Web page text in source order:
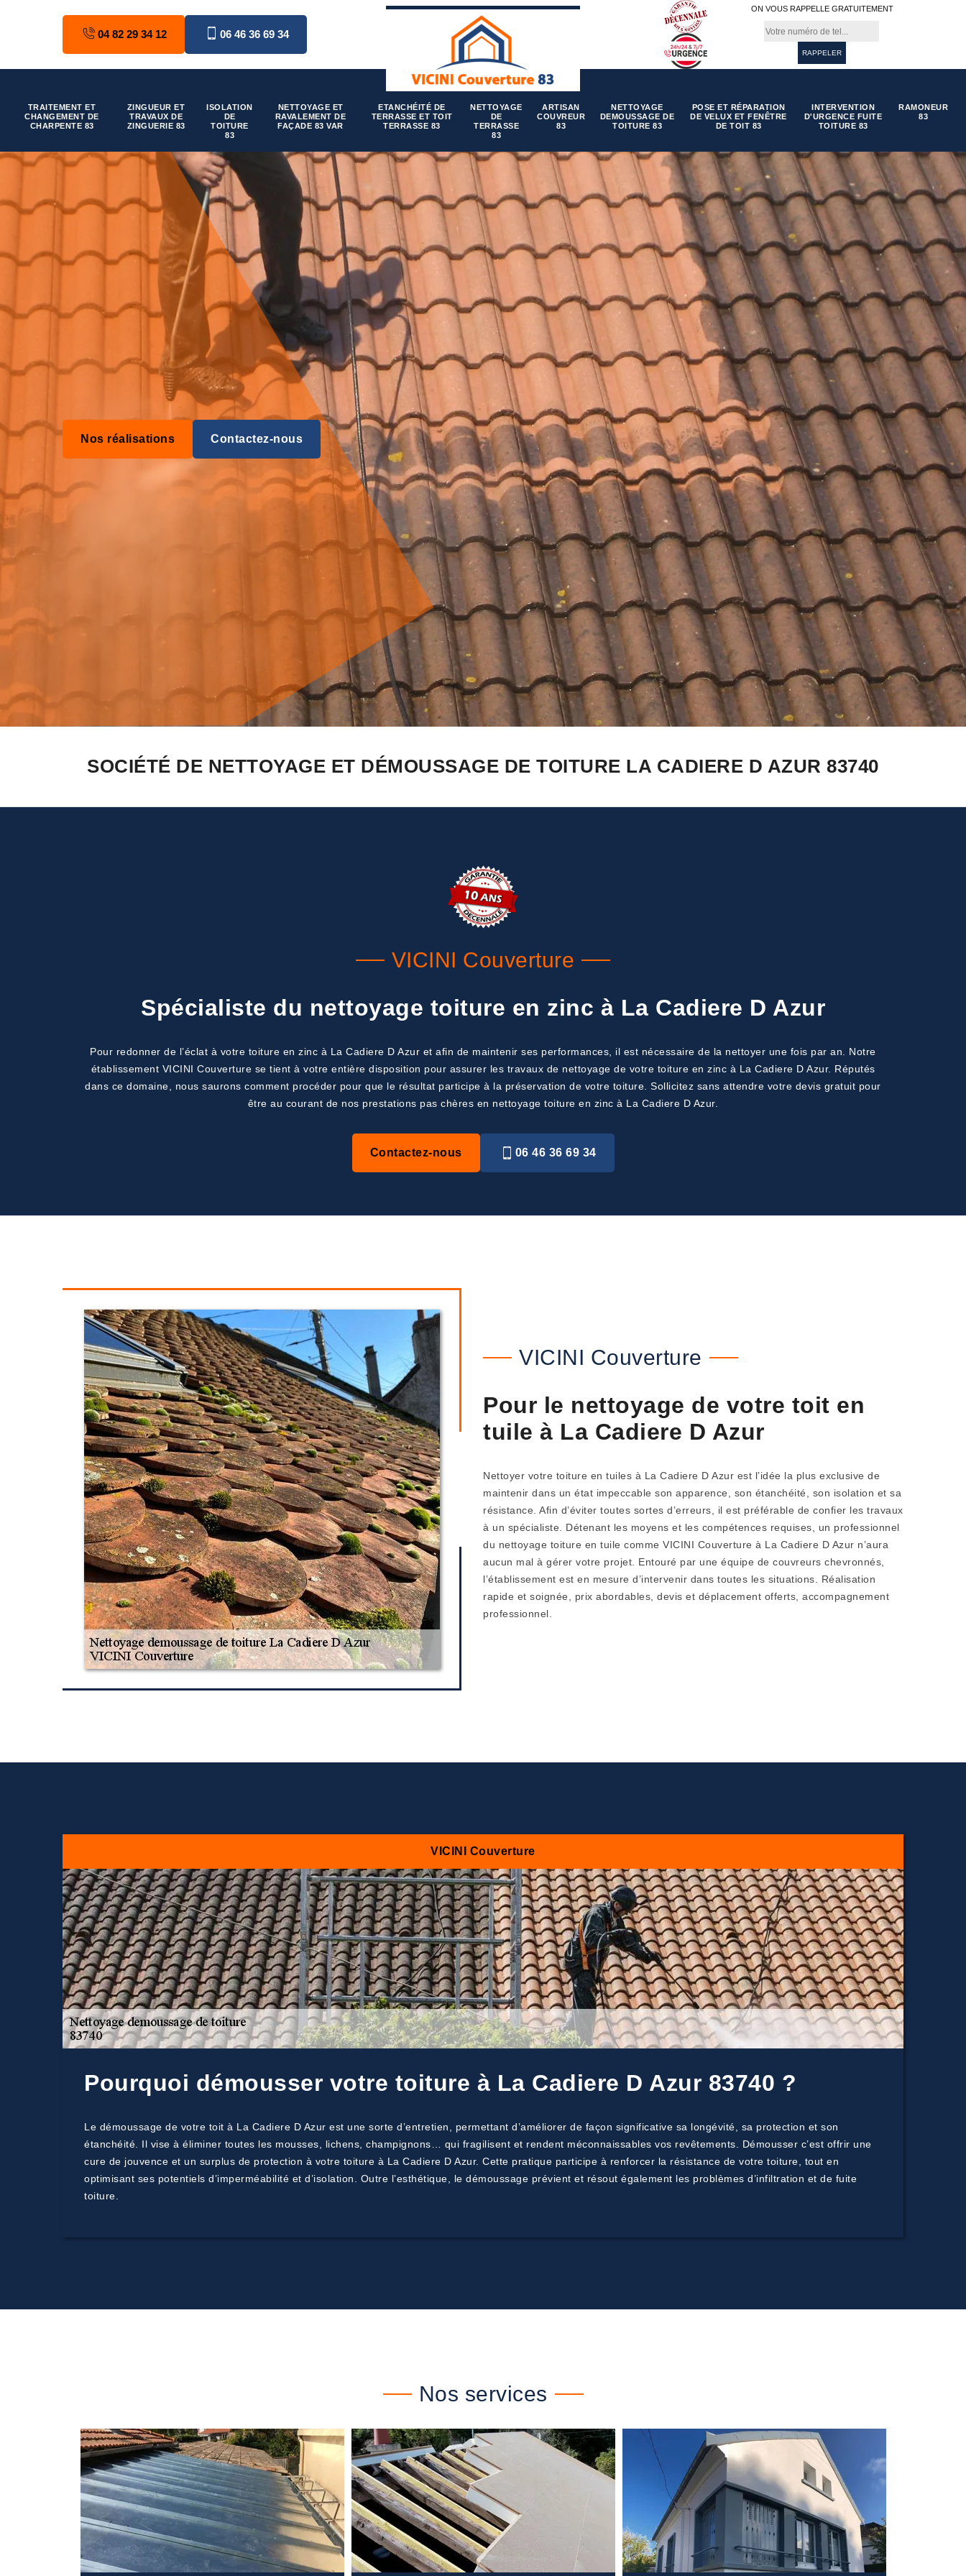
04 82 29 34 12 06 46 36 69 34
ON VOUS RAPPELLE GRATUITEMENT
TRAITEMENT ET
CHANGEMENT DE
CHARPENTE 83
ZINGUEUR ET
TRAVAUX DE
ZINGUERIE 83
ISOLATION
DE
TOITURE
83
NETTOYAGE ET
RAVALEMENT DE
FAÇADE 83 VAR
ETANCHÉITÉ DE
TERRASSE ET TOIT
TERRASSE 83
NETTOYAGE
DE
TERRASSE
83
ARTISAN
COUVREUR
83
NETTOYAGE
DEMOUSSAGE DE
TOITURE 83
POSE ET RÉPARATION
DE VELUX ET FENÊTRE
DE TOIT 83
INTERVENTION
D'URGENCE FUITE
TOITURE 83
RAMONEUR
83
Nos réalisations Contactez-nous
SOCIÉTÉ DE NETTOYAGE ET DÉMOUSSAGE DE TOITURE LA CADIERE D AZUR 83740
VICINI Couverture
Spécialiste du nettoyage toiture en zinc à La Cadiere D Azur
Pour redonner de l’éclat à votre toiture en zinc à La Cadiere D Azur et afin de maintenir ses performances, il est nécessaire de la nettoyer une fois par an. Notre
établissement VICINI Couverture se tient à votre entière disposition pour assurer les travaux de nettoyage de votre toiture en zinc à La Cadiere D Azur. Réputés
dans ce domaine, nous saurons comment procéder pour que le résultat participe à la préservation de votre toiture. Sollicitez sans attendre votre devis gratuit pour
être au courant de nos prestations pas chères en nettoyage toiture en zinc à La Cadiere D Azur.
Contactez-nous 06 46 36 69 34
VICINI Couverture
Pour le nettoyage de votre toit en
tuile à La Cadiere D Azur
Nettoyer votre toiture en tuiles à La Cadiere D Azur est l’idée la plus exclusive de
maintenir dans un état impeccable son apparence, son étanchéité, son isolation et sa
résistance. Afin d’éviter toutes sortes d’erreurs, il est préférable de confier les travaux
à un spécialiste. Détenant les moyens et les compétences requises, un professionnel
du nettoyage toiture en tuile comme VICINI Couverture à La Cadiere D Azur n’aura
aucun mal à gérer votre projet. Entouré par une équipe de couvreurs chevronnés,
l’établissement est en mesure d’intervenir dans toutes les situations. Réalisation
rapide et soignée, prix abordables, devis et déplacement offerts, accompagnement
professionnel.
VICINI Couverture
Pourquoi démousser votre toiture à La Cadiere D Azur 83740 ?
Le démoussage de votre toit à La Cadiere D Azur est une sorte d’entretien, permettant d’améliorer de façon significative sa longévité, sa protection et son
étanchéité. Il vise à éliminer toutes les mousses, lichens, champignons… qui fragilisent et rendent méconnaissables vos revêtements. Démousser c’est offrir une
cure de jouvence et un surplus de protection à votre toiture à La Cadiere D Azur. Cette pratique participe à renforcer la résistance de votre toiture, tout en
optimisant ses potentiels d’imperméabilité et d’isolation. Outre l’esthétique, le démoussage prévient et résout également les problèmes d’infiltration et de fuite
toiture.
Nos services